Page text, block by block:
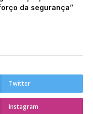
da segurança”
Twitter
Instagram